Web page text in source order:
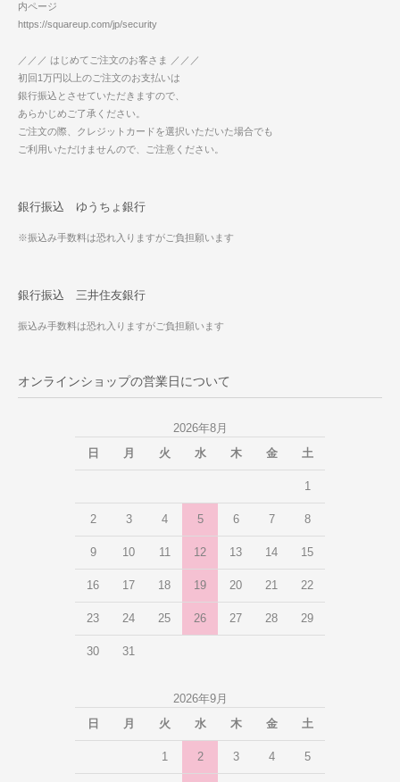
内ページ
https://squareup.com/jp/security
／／／ はじめてご注文のお客さま ／／／
初回1万円以上のご注文のお支払いは
銀行振込とさせていただきますので、
あらかじめご了承ください。
ご注文の際、クレジットカードを選択いただいた場合でも
ご利用いただけませんので、ご注意ください。
銀行振込 ゆうちょ銀行
※振込み手数料は恐れ入りますがご負担願います
銀行振込 三井住友銀行
振込み手数料は恐れ入りますがご負担願います
オンラインショップの営業日について
2026年8月
日
月 火 水 木 金 土
1
2 3 4 5 6 7 8
9 10 11 12 13 14 15
16 17 18 19 20 21 22
23 24 25 26 27 28 29
30 31
2026年9月
日
月 火 水 木 金 土
1 2 3 4 5